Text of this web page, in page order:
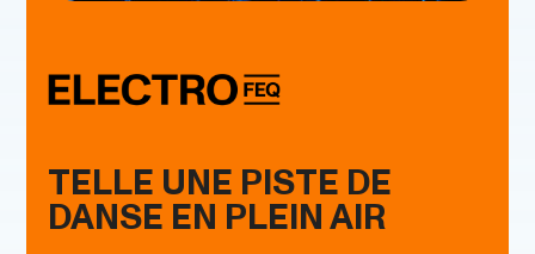
TELLE UNE PISTE DE
DANSE EN PLEIN AIR